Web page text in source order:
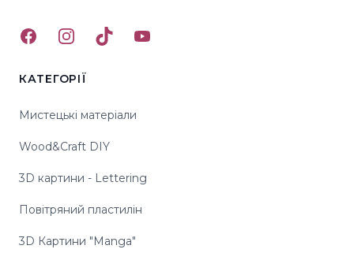
FacebookInstagramTikTokYouTube
КАТЕГОРІЇ
Мистецькі матеріали
Wood&Craft DIY
3D картини - Lettering
Повітряний пластилін
3D Картини "Manga"